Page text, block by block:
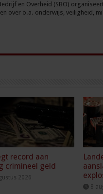
en Overheid (SBO)
over o.a. onderwijs, veiligheid,
record aan
crimineel geld
2026
8